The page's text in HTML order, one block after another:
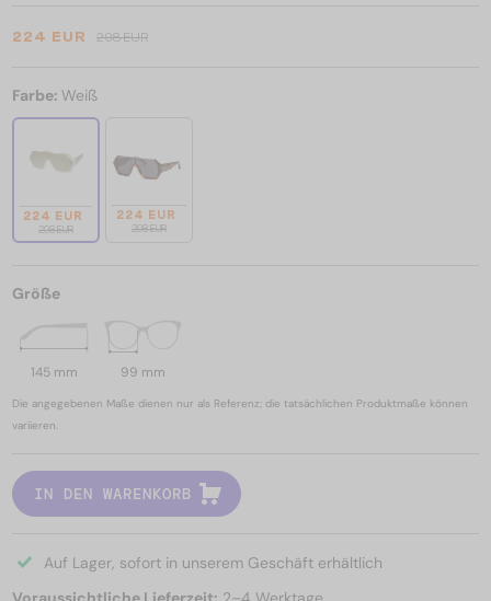
224 EUR 298 EUR
Farbe: Weiß
224 EUR
298 EUR
224 EUR
298 EUR
Größe
145 mm 99 mm
Die angegebenen Maße dienen nur als Referenz; die tatsächlichen Produktmaße können
variieren.
IN DEN WARENKORB
Auf Lager, sofort in unserem Geschäft erhältlich